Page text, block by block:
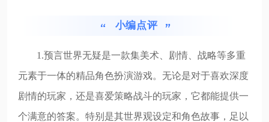
小编点评
1.预言世界无疑是一款集美术、剧情、战略等多重
元素于一体的精品角色扮演游戏。无论是对于喜欢深度
剧情的玩家，还是喜爱策略战斗的玩家，它都能提供一
个满意的答案。特别是其世界观设定和角色故事，足以